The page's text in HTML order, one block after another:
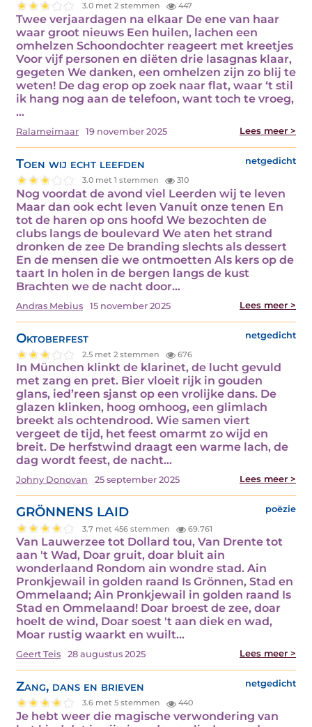
3.0 met 2 stemmen 447
Twee verjaardagen na elkaar De ene van haar
waar groot nieuws Een huilen, lachen een
omhelzen Schoondochter reageert met kreetjes
Voor vijf personen en diëten drie lasagnas klaar,
gegeten We danken, een omhelzen zijn zo blij te
weten! De dag erop op zoek naar flat, waar ‘t stil
ik hang nog aan de telefoon, want toch te vroeg,
…
Ralameimaar 19 november 2025 Lees meer >
Toen wij echt leefden netgedicht
3.0 met 1 stemmen 310
Nog voordat de avond viel Leerden wij te leven
Maar dan ook echt leven Vanuit onze tenen En
tot de haren op ons hoofd We bezochten de
clubs langs de boulevard We aten het strand
dronken de zee De branding slechts als dessert
En de mensen die we ontmoetten Als kers op de
taart In holen in de bergen langs de kust
Brachten we de nacht door…
Andras Mebius 15 november 2025 Lees meer >
Oktoberfest netgedicht
2.5 met 2 stemmen 676
In München klinkt de klarinet, de lucht gevuld
met zang en pret. Bier vloeit rijk in gouden
glans, ied’reen sjanst op een vrolijke dans. De
glazen klinken, hoog omhoog, een glimlach
breekt als ochtendrood. Wie samen viert
vergeet de tijd, het feest omarmt zo wijd en
breit. De herfstwind draagt een warme lach, de
dag wordt feest, de nacht…
Johny Donovan 25 september 2025 Lees meer >
GRÖNNENS LAID poëzie
3.7 met 456 stemmen 69.761
Van Lauwerzee tot Dollard tou, Van Drente tot
aan 't Wad, Doar gruit, doar bluit ain
wonderlaand Rondom ain wondre stad. Ain
Pronkjewail in golden raand Is Grönnen, Stad en
Ommelaand; Ain Pronkjewail in golden raand Is
Stad en Ommelaand! Doar broest de zee, doar
hoelt de wind, Doar soest 't aan diek en wad,
Moar rustig waarkt en wuilt…
Geert Teis 28 augustus 2025 Lees meer >
Zang, dans en brieven netgedicht
3.6 met 5 stemmen 440
Je hebt weer die magische verwondering van